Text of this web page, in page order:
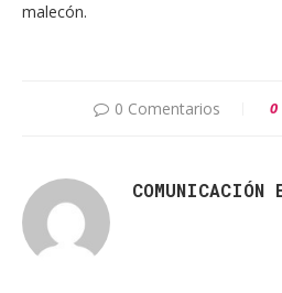
malecón.
0 Comentarios 0
COMUNICACIÓN